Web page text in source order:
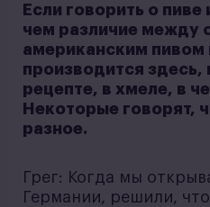
Если говорить о
чем различие между
американским пивом
производится здесь,
рецепте, в хмеле, в
Некоторые говорят,
разное.
Грег: Когда мы
Германии, решили,